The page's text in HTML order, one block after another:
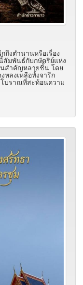
ถึงตำนานหรือเรื่อง
สัมพันธ์กับกษัตริย์แห่ง
สำคัญหลายชิ้น โดย
หลงเหลือทั้งจารึก
บราณที่สะท้อนความ